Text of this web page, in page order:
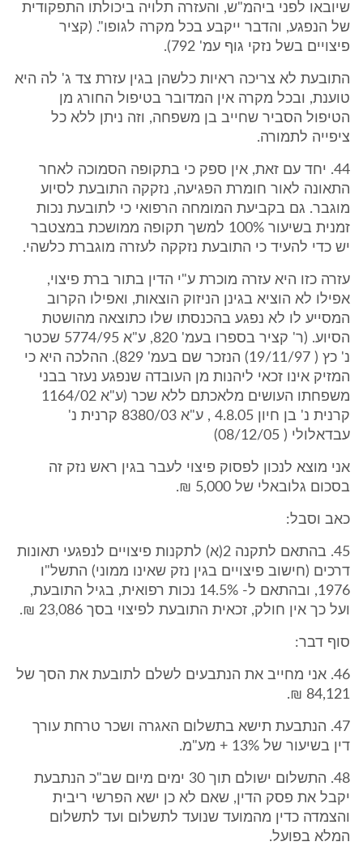
שיובאו לפני ביהמ"ש, והעזרה תלויה ביכולתו התפקודית
של הנפגע, והדבר ייקבע בכל מקרה לגופו". (קציר
פיצויים בשל נזקי גוף עמ' 792).
התובעת לא צריכה ראיות כלשהן בגין עזרת צד ג' לה היא
טוענת, ובכל מקרה אין המדובר בטיפול החורג מן
הטיפול הסביר שחייב בן משפחה, וזה ניתן ללא כל
ציפייה לתמורה.
44. יחד עם זאת, אין ספק כי בתקופה הסמוכה לאחר
התאונה לאור חומרת הפגיעה, נזקקה התובעת לסיוע
מוגבר. גם בקביעת המומחה הרפואי כי לתובעת נכות
זמנית בשיעור 100% למשך תקופה ממושכת במצטבר
יש כדי להעיד כי התובעת נזקקה לעזרה מוגברת כלשהי.
עזרה כזו היא עזרה מוכרת ע"י הדין בתור ברת פיצוי,
אפילו לא הוציא בגינן הניזוק הוצאות, ואפילו הקרוב
המסייע לו לא נפגע בהכנסתו שלו כתוצאה מהושטת
הסיוע. (ר' קציר בספרו בעמ' 820, ע"א 5774/95 שכטר
נ' כץ ( 19/11/97) הנזכר שם בעמ' 829). ההלכה היא כי
המזיק אינו זכאי ליהנות מן העובדה שנפגע נעזר בבני
משפחתו העושים מלאכתם ללא שכר (ע"א 1164/02
קרנית נ' בן חיון 4.8.05 , ע"א 8380/03 קרנית נ'
עבדאלולי ( 08/12/05)
אני מוצא לנכון לפסוק פיצוי לעבר בגין ראש נזק זה
בסכום גלובאלי של 5,000 ₪.
כאב וסבל:
45. בהתאם לתקנה 2(א) לתקנות פיצויים לנפגעי תאונות
דרכים (חישוב פיצויים בגין נזק שאינו ממוני) התשל"ו
1976, ובהתאם ל- 14.5% נכות רפואית, בגיל התובעת,
ועל כך אין חולק, זכאית התובעת לפיצוי בסך 23,086 ₪.
סוף דבר:
46. אני מחייב את הנתבעים לשלם לתובעת את הסך של
84,121 ₪.
47. הנתבעת תישא בתשלום האגרה ושכר טרחת עורך
דין בשיעור של 13% + מע"מ.
48. התשלום ישולם תוך 30 ימים מיום שב"כ הנתבעת
יקבל את פסק הדין, שאם לא כן ישא הפרשי ריבית
והצמדה כדין מהמועד שנועד לתשלום ועד לתשלום
המלא בפועל.